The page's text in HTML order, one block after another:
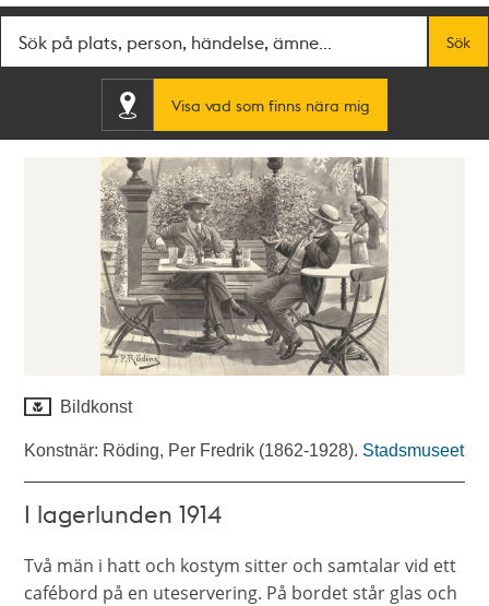
Sök
Visa vad som finns nära mig
Bildkonst
Konstnär: Röding, Per Fredrik (1862-1928). Stadsmuseet
I lagerlunden 1914
Två män i hatt och kostym sitter och samtalar vid ett
cafébord på en uteservering. På bordet står glas och